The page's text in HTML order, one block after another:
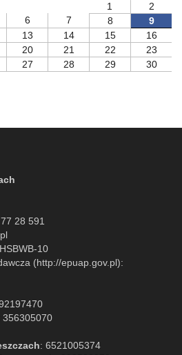
1
2
6 7 8
9
13 14 15
16
20 21 22
23
27 28 29
30
28 591
10
(http://epuap.gov.pl):
356305070
: 6521005374